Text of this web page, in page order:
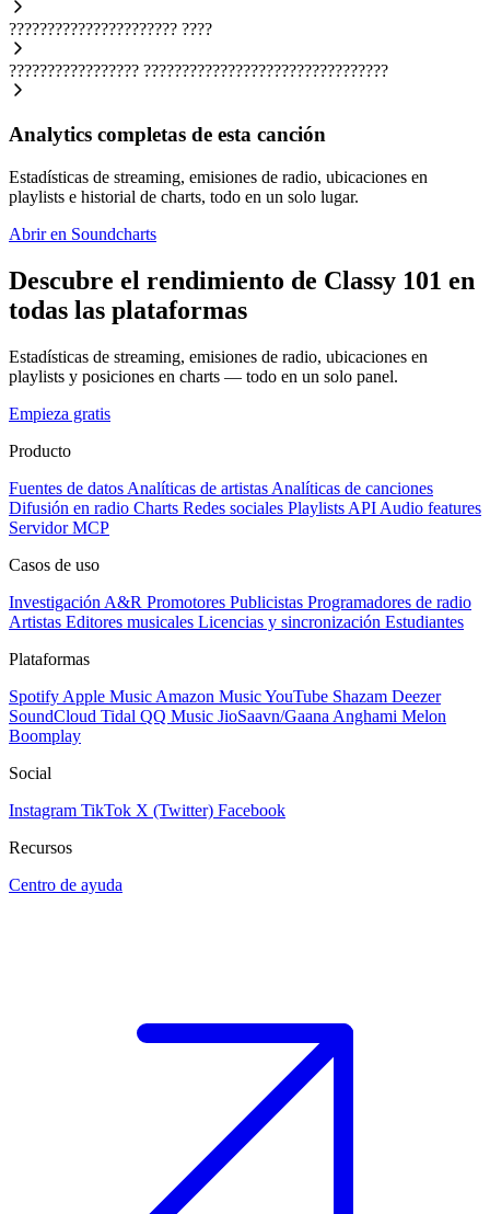
?????????????????????? ????
????????????????? ????????????????????????????????
Analytics completas de esta canción
Estadísticas de streaming, emisiones de radio, ubicaciones en
playlists e historial de charts, todo en un solo lugar.
Abrir en Soundcharts
Descubre el rendimiento de Classy 101 en
todas las plataformas
Estadísticas de streaming, emisiones de radio, ubicaciones en
playlists y posiciones en charts — todo en un solo panel.
Empieza gratis
Producto
Fuentes de datos Analíticas de artistas Analíticas de canciones
Difusión en radio Charts Redes sociales Playlists API Audio features
Servidor MCP
Casos de uso
Investigación A&R Promotores Publicistas Programadores de radio
Artistas Editores musicales Licencias y sincronización Estudiantes
Plataformas
Spotify Apple Music Amazon MusicYouTube Shazam Deezer
SoundCloud Tidal QQ Music JioSaavn/Gaana Anghami Melon
Boomplay
Social
Instagram TikTok X (Twitter) Facebook
Recursos
Centro de ayuda